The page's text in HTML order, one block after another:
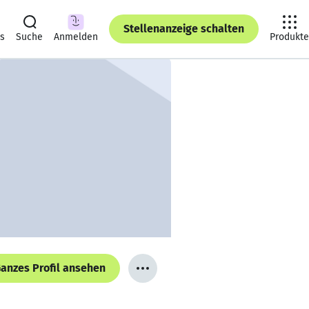
Suche Anmelden
Stellenanzeige schalten
Produkte
Profil ansehen